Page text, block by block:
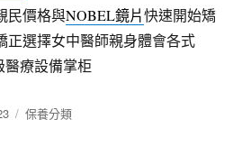
民價格與NOBEL鏡片快速開始矯
正選擇女中醫師親身體會各式
醫療設備掌柜
分
保養分類